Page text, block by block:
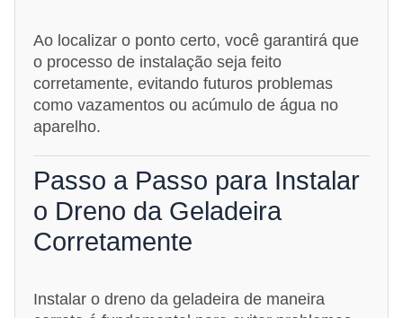
Ao localizar o ponto certo, você garantirá que
o processo de instalação seja feito
corretamente, evitando futuros problemas
como vazamentos ou acúmulo de água no
aparelho.
Passo a Passo para Instalar
o Dreno da Geladeira
Corretamente
Instalar o dreno da geladeira de maneira